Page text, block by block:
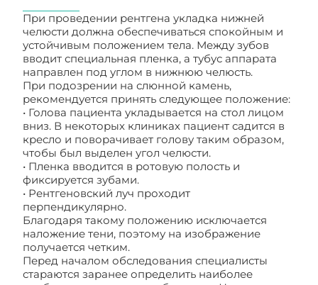
При проведении рентгена укладка нижней
челюсти должна обеспечиваться спокойным и
устойчивым положением тела. Между зубов
вводит специальная пленка, а тубус аппарата
направлен под углом в нижнюю челюсть.
При подозрении на слюнной камень,
рекомендуется принять следующее положение:
• Голова пациента укладывается на стол лицом
вниз. В некоторых клиниках пациент садится в
кресло и поворачивает голову таким образом,
чтобы был выделен угол челюсти.
• Пленка вводится в ротовую полость и
фиксируется зубами.
• Рентгеновский луч проходит
перпендикулярно.
Благодаря такому положению исключается
наложение тени, поэтому на изображение
получается четким.
Перед началом обследования специалисты
стараются заранее определить наиболее